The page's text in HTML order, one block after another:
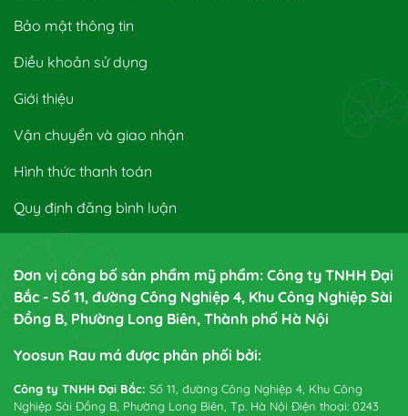
Bảo mật thông tin
Điều khoản sử dụng
Giới thiệu
Vận chuyển và giao nhận
Hình thức thanh toán
Quy định đăng bình luận
Đơn vị công bố sản phẩm mỹ phẩm: Công ty TNHH Đại
Bắc - Số 11, đường Công Nghiệp 4, Khu Công Nghiệp Sài
Đồng B, Phường Long Biên, Thành phố Hà Nội
Yoosun Rau má được phân phối bởi:
Công ty TNHH Đại Bắc: Số 11, đường Công Nghiệp 4, Khu Công
Nghiệp Sài Đồng B, Phường Long Biên, Tp. Hà Nội Điện thoại: 0243